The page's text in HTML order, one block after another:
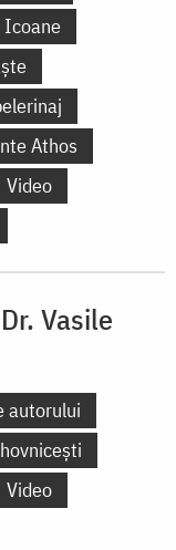
Icoane
Athos
Video
Vasile
autorului
Video